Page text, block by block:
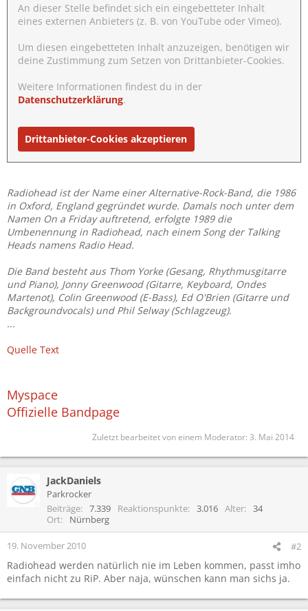
An dieser Stelle befindet sich ein eingebetteter Inhalt
eines externen Anbieters (z. B. von YouTube oder Vimeo).
Um diesen eingebetteten Inhalt anzuzeigen, benötigen wir
deine Zustimmung zum Setzen von Drittanbieter-Cookies.
Weitere Informationen findest du in der
Datenschutzerklärung.
Drittanbieter-Cookies akzeptieren
Radiohead ist der Name einer Alternative-Rock-Band, die 1986
in Oxford, England gegründet wurde. Damals noch unter dem
Namen On a Friday auftretend, erfolgte 1989 die
Umbenennung in Radiohead, nach einem Song der Talking
Heads namens Radio Head.
Die Band besteht aus Thom Yorke (Gesang, Rhythmusgitarre
und Piano), Jonny Greenwood (Gitarre, Keyboard, Ondes
Martenot), Colin Greenwood (E-Bass), Ed O'Brien (Gitarre und
Backgroundvocals) und Phil Selway (Schlagzeug).
...
Quelle Text
Myspace
Offizielle Bandpage
Zuletzt bearbeitet von einem Moderator: 3. Mai 2014
JackDaniels
Parkrocker
Beiträge
7.339 Reaktionspunkte 3.016 Alter
34
Ort
Nürnberg
19. November 2010 #2
Radiohead werden natürlich nie im Leben kommen, passt imho
einfach nicht zu RiP. Aber naja, wünschen kann man sichs ja.